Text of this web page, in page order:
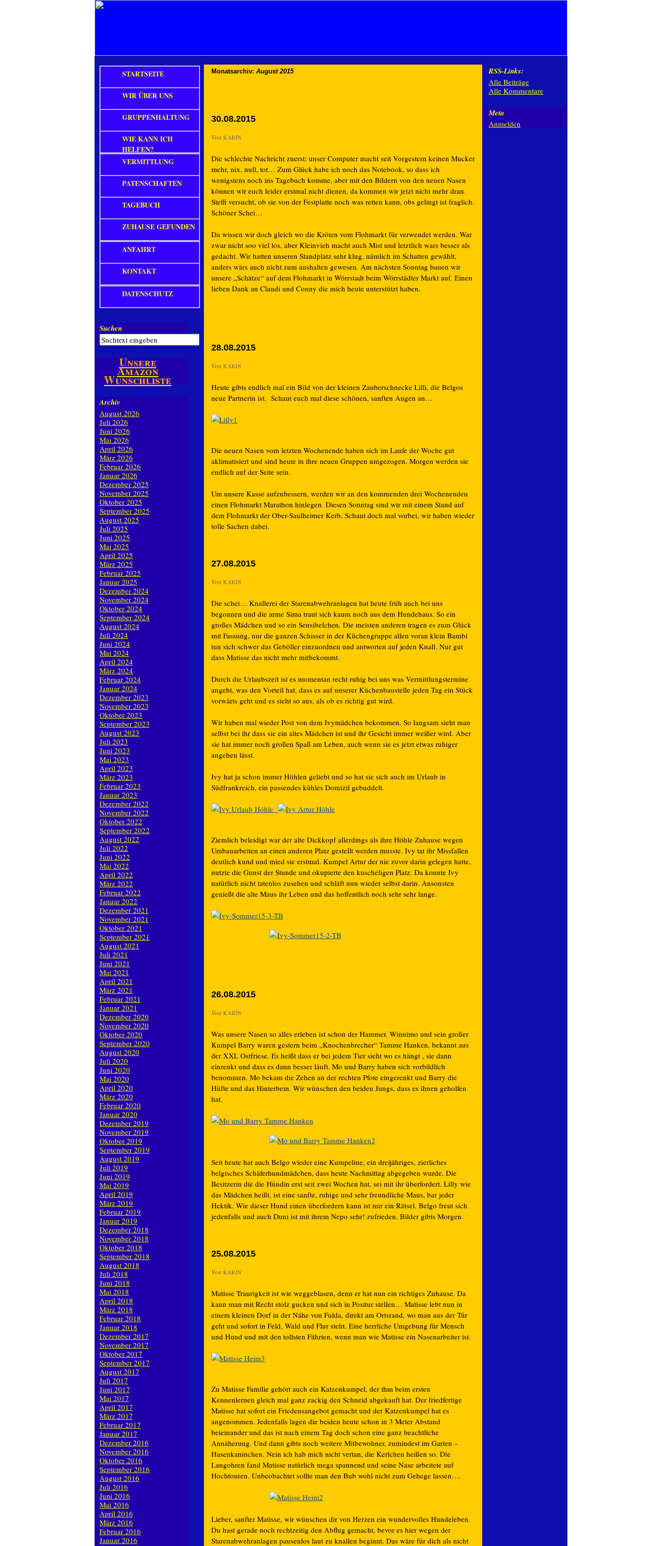
Monatsarchiv: August 2015
30.08.2015
Von KARIN
Die schlechte Nachricht zuerst: unser Computer macht seit Vorgestern keinen Mucker
mehr, nix, null, tot… Zum Glück habe ich noch das Notebook, so dass ich
wenigstens noch ins Tagebuch komme, aber mit den Bildern von den neuen Nasen
können wir euch leider erstmal nicht dienen, da kommen wir jetzt nicht mehr dran.
Steffi versucht, ob sie von der Festplatte noch was retten kann, obs gelingt ist fraglich.
Schöner Schei…
Da wissen wir doch gleich wo die Kröten vom Flohmarkt für verwendet werden. War
zwar nicht soo viel los, aber Kleinvieh macht auch Mist und letztlich wars besser als
gedacht. Wir hatten unseren Standplatz sehr klug, nämlich im Schatten gewählt,
anders wärs auch nicht zum aushalten gewesen. Am nächsten Sonntag bauen wir
unsere „Schätze“ auf dem Flohmarkt in Wörrstadt beim Wörrstädter Markt auf. Einen
lieben Dank an Claudi und Conny die mich heute unterstützt haben.
28.08.2015
Von KARIN
Heute gibts endlich mal ein Bild von der kleinen Zauberschnecke Lilli, die Belgos
neue Partnerin ist. Schaut euch mal diese schönen, sanften Augen an…
Die neuen Nasen vom letzten Wochenende haben sich im Laufe der Woche gut
aklimatisiert und sind heute in ihre neuen Gruppen umgezogen. Morgen werden sie
endlich auf der Seite sein.
Um unsere Kasse aufzubessern, werden wir an den kommenden drei Wochenenden
einen Flohmarkt Marathon hinlegen. Diesen Sonntag sind wir mit einem Stand auf
dem Flohmarkt der Ober-Saulheimer Kerb. Schaut doch mal vorbei, wir haben wieder
tolle Sachen dabei.
27.08.2015
Von KARIN
Die schei… Knallerei der Starenabwehranlagen hat heute früh auch bei uns
begonnen und die arme Sima traut sich kaum noch aus dem Hundehaus. So ein
großes Mädchen und so ein Sensibelchen. Die meisten anderen tragen es zum Glück
mit Fassung, nur die ganzen Schisser in der Küchengruppe allen voran klein Bambi
tun sich schwer das Geböller einzuordnen und antworten auf jeden Knall. Nur gut
dass Matisse das nicht mehr mitbekommt.
Durch die Urlaubszeit ist es momentan recht ruhig bei uns was Vermittlungstermine
angeht, was den Vorteil hat, dass es auf unserer Küchenbaustelle jeden Tag ein Stück
vorwärts geht und es sieht so aus, als ob es richtig gut wird.
Wir haben mal wieder Post von dem Ivymädchen bekommen. So langsam sieht man
selbst bei ihr dass sie ein altes Mädchen ist und ihr Gesicht immer weißer wird. Aber
sie hat immer noch großen Spaß am Leben, auch wenn sie es jetzt etwas ruhiger
angehen lässt.
Ivy hat ja schon immer Höhlen geliebt und so hat sie sich auch im Urlaub in
Südfrankreich, ein passendes kühles Domizil gebuddelt.
Ziemlich beleidigt war der alte Dickkopf allerdings als ihre Höhle Zuhause wegen
Umbauarbeiten an einen anderen Platz gestellt werden musste. Ivy tat ihr Missfallen
deutlich kund und mied sie erstmal. Kumpel Artur der nie zuvor darin gelegen hatte,
nutzte die Gunst der Stunde und okupierte den kuscheligen Platz. Da konnte Ivy
natürlich nicht tatenlos zusehen und schläft nun wieder selbst darin. Ansonsten
genießt die alte Maus ihr Leben und das hoffentlich noch sehr sehr lange.
26.08.2015
Von KARIN
Was unsere Nasen so alles erleben ist schon der Hammer. Winnimo und sein großer
Kumpel Barry waren gestern beim „Knochenbrecher“ Tamme Hanken, bekannt aus
der XXL Ostfriese. Es heißt dass er bei jedem Tier sieht wo es hängt , sie dann
einrenkt und dass es dann besser läuft. Mo und Barry haben sich vorbildlich
benommen. Mo bekam die Zehen an der rechten Pfote eingerenkt und Barry die
Hüfte und das Hinterbein. Wir wünschen den beiden Jungs, dass es ihnen geholfen
hat.
Seit heute hat auch Belgo wieder eine Kumpeline, ein dreijähriges, zierliches
belgisches Schäferhundmädchen, dass heute Nachmittag abgegeben wurde. Die
Besitzerin die die Hündin erst seit zwei Wochen hat, sei mit ihr überfordert. Lilly wie
das Mädchen heißt, ist eine sanfte, ruhige und sehr freundliche Maus, bar jeder
Hektik. Wie dieser Hund einen überfordern kann ist mir ein Rätsel. Belgo freut sich
jedenfalls und auch Duni ist mit ihrem Nepo sehr! zufrieden. Bilder gibts Morgen.
25.08.2015
Von KARIN
Matisse Traurigkeit ist wie weggeblasen, denn er hat nun ein richtiges Zuhause. Da
kann man mit Recht stolz gucken und sich in Positur stellen… Matisse lebt nun in
einem kleinen Dorf in der Nähe von Fulda, direkt am Ortsrand, wo man aus der Tür
geht und sofort in Feld, Wald und Flur steht. Eine herrliche Umgebung für Mensch
und Hund und mit den tollsten Fährten, wenn man wie Matisse ein Nasenarbeiter ist.
Zu Matisse Familie gehört auch ein Katzenkumpel, der ihm beim ersten
Kennenlernen gleich mal ganz zackig den Schneid abgekauft hat. Der friedfertige
Matisse hat sofort ein Friedensangebot gemacht und der Katzenkumpel hat es
angenommen. Jedenfalls lagen die beiden heute schon in 3 Meter Abstand
beieinander und das ist nach einem Tag doch schon eine ganz beachtliche
Annäherung. Und dann gibts noch weitere Mitbewohner, zumindest im Garten –
Hasenkaninchen. Nein ich hab mich nicht vertan, die Kerlchen heißen so. Die
Langohren fand Matisse natürlich mega spannend und seine Nase arbeitete auf
Hochtouren. Unbeobachtet sollte man den Bub wohl nicht zum Gehege lassen….
Lieber, sanfter Matisse, wir wünschen dir von Herzen ein wundervolles Hundeleben.
Du hast gerade noch rechtzeitig den Abflug gemacht, bevor es hier wegen der
Starenabwehranlagen pausenlos laut zu knallen beginnt. Das wäre für dich als nicht
STARTSEITE
WIR ÜBER UNS
GRUPPENHALTUNG
WIE KANN ICH
HELFEN?
VERMITTLUNG
PATENSCHAFTEN
TAGEBUCH
ZUHAUSE GEFUNDEN
ANFAHRT
KONTAKT
DATENSCHUTZ
Suchen
Unsere
Amazon
Wunschliste
Archiv
August 2026
Juli 2026
Juni 2026
Mai 2026
April 2026
März 2026
Februar 2026
Januar 2026
Dezember 2025
November 2025
Oktober 2025
September 2025
August 2025
Juli 2025
Juni 2025
Mai 2025
April 2025
März 2025
Februar 2025
Januar 2025
Dezember 2024
November 2024
Oktober 2024
September 2024
August 2024
Juli 2024
Juni 2024
Mai 2024
April 2024
März 2024
Februar 2024
Januar 2024
Dezember 2023
November 2023
Oktober 2023
September 2023
August 2023
Juli 2023
Juni 2023
Mai 2023
April 2023
März 2023
Februar 2023
Januar 2023
Dezember 2022
November 2022
Oktober 2022
September 2022
August 2022
Juli 2022
Juni 2022
Mai 2022
April 2022
März 2022
Februar 2022
Januar 2022
Dezember 2021
November 2021
Oktober 2021
September 2021
August 2021
Juli 2021
Juni 2021
Mai 2021
April 2021
März 2021
Februar 2021
Januar 2021
Dezember 2020
November 2020
Oktober 2020
September 2020
August 2020
Juli 2020
Juni 2020
Mai 2020
April 2020
März 2020
Februar 2020
Januar 2020
Dezember 2019
November 2019
Oktober 2019
September 2019
August 2019
Juli 2019
Juni 2019
Mai 2019
April 2019
März 2019
Februar 2019
Januar 2019
Dezember 2018
November 2018
Oktober 2018
September 2018
August 2018
Juli 2018
Juni 2018
Mai 2018
April 2018
März 2018
Februar 2018
Januar 2018
Dezember 2017
November 2017
Oktober 2017
September 2017
August 2017
Juli 2017
Juni 2017
Mai 2017
April 2017
März 2017
Februar 2017
Januar 2017
Dezember 2016
November 2016
Oktober 2016
September 2016
August 2016
Juli 2016
Juni 2016
Mai 2016
April 2016
März 2016
Februar 2016
Januar 2016
RSS-Links:
Alle Beiträge
Alle Kommentare
Meta
Anmelden